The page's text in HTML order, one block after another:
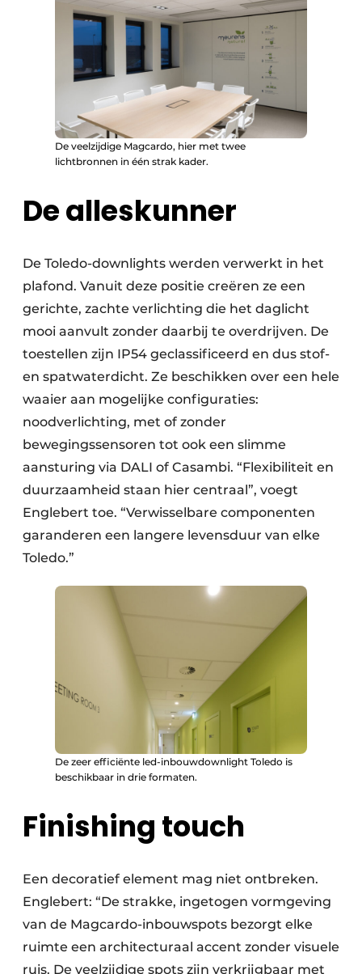
De veelzijdige Magcardo, hier met twee
lichtbronnen in één strak kader.
De alleskunner
De Toledo-downlights werden verwerkt in het
plafond. Vanuit deze positie creëren ze een
gerichte, zachte verlichting die het daglicht
mooi aanvult zonder daarbij te overdrijven. De
toestellen zijn IP54 geclassificeerd en dus stof-
en spatwaterdicht. Ze beschikken over een hele
waaier aan mogelijke configuraties:
noodverlichting, met of zonder
bewegingssensoren tot ook een slimme
aansturing via DALI of Casambi. “Flexibiliteit en
duurzaamheid staan hier centraal”, voegt
Englebert toe. “Verwisselbare componenten
garanderen een langere levensduur van elke
Toledo.”
De zeer efficiënte led-inbouwdownlight Toledo is
beschikbaar in drie formaten.
Finishing touch
Een decoratief element mag niet ontbreken.
Englebert: “De strakke, ingetogen vormgeving
van de Magcardo-inbouwspots bezorgt elke
ruimte een architecturaal accent zonder visuele
ruis. De veelzijdige spots zijn verkrijgbaar met